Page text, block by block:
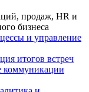
продаж, HR и
бизнеса
и управление
итогов встреч